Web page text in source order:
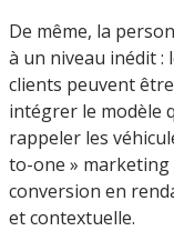
De même, la
à un niveau inédit :
clients peuvent
intégrer le modèle
rappeler les
to-one »
conversion en
et contextuelle.